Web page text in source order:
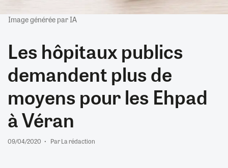
Image générée par IA
Les hôpitaux publics
demandent plus de
moyens pour les Ehpad
à Véran
09/04/2020 Par La rédaction